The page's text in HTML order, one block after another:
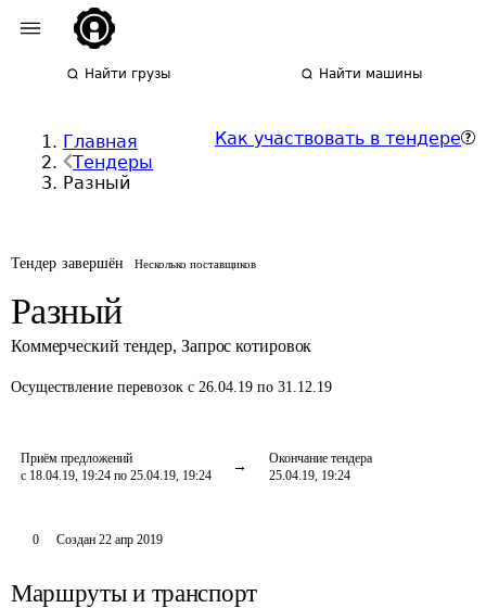
Найти грузы Найти машины
Главная
Тендеры
Разный
Как участвовать в тендере
Тендер завершён Несколько поставщиков
Разный
Коммерческий тендер, Запрос котировок
Осуществление перевозок с 26.04.19 по 31.12.19
Приём предложений
с 18.04.19, 19:24 по 25.04.19, 19:24
Окончание тендера
25.04.19, 19:24
0 Создан 22 апр 2019
Маршруты и транспорт